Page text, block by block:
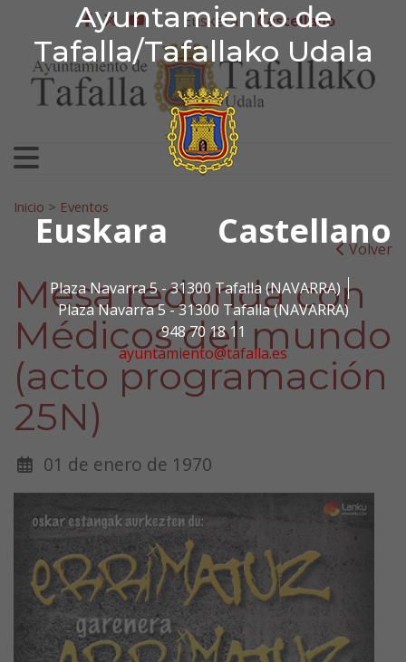
Ayuntamiento de
Tafalla/Tafallako Udala
Euskara Castellano
Plaza Navarra 5 - 31300 Tafalla (NAVARRA)
Plaza Navarra 5 - 31300 Tafalla (NAVARRA)
948 70 18 11
ayuntamiento@tafalla.es
Ir al contenido
Ayuntamiento de
facebook
twitter
youtube
Euskera Castellano
Search for:
Inicio > Eventos
Volver
Mesa redonda con
Médicos del mundo
(acto programación
25N)
01 de enero de 1970